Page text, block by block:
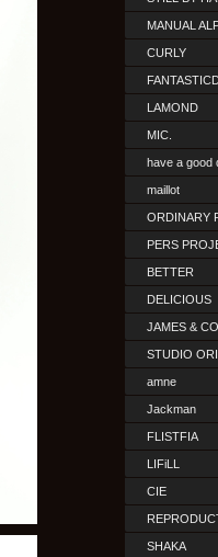
MANUAL
CURLY
LAMOND
MIC.
have a good
maillot
ORDINARY
PERS
BETTER
DELICIOUS
JAMES & CO.
STUDIO
amne
Jackman
FLISTFIA
LIFiLL
CIE
SHAKA